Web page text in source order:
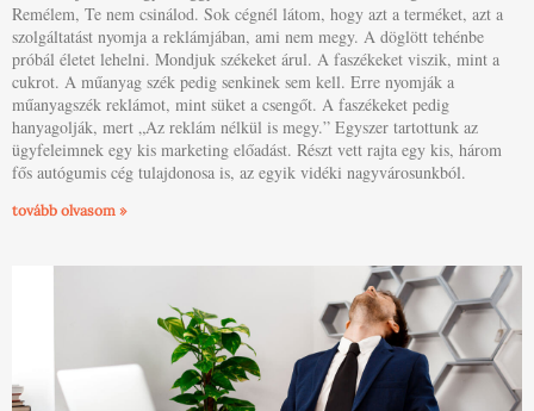
Remélem, Te nem csinálod. Sok cégnél látom, hogy azt a terméket, azt a
szolgáltatást nyomja a reklámjában, ami nem megy. A döglött tehénbe
próbál életet lehelni. Mondjuk székeket árul. A faszékeket viszik, mint a
cukrot. A műanyag szék pedig senkinek sem kell. Erre nyomják a
műanyagszék reklámot, mint süket a csengőt. A faszékeket pedig
hanyagolják, mert „Az reklám nélkül is megy.” Egyszer tartottunk az
ügyfeleimnek egy kis marketing előadást. Részt vett rajta egy kis, három
fős autógumis cég tulajdonosa is, az egyik vidéki nagyvárosunkból.
tovább olvasom »